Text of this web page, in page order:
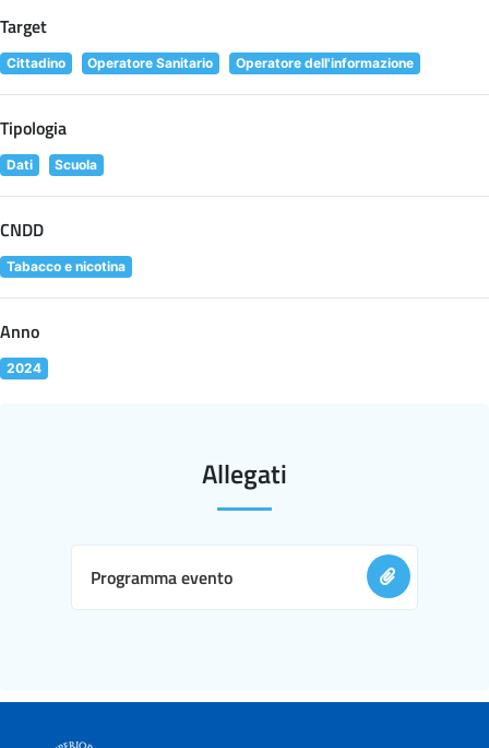
Target
Cittadino Operatore Sanitario Operatore dell'informazione
Tipologia
Dati Scuola
CNDD
Tabacco e nicotina
Anno
2024
Allegati
Programma evento